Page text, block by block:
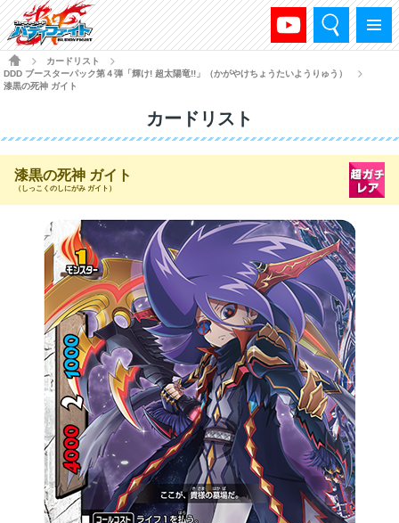
メニュー
検索
HOME
カードリスト
DDD ブースターパック第４弾「輝け! 超太陽竜!!」（かがやけちょうたいようりゅう）
漆黒の死神 ガイト
カードリスト
漆黒の死神 ガイト
（しっこくのしにがみ ガイト）